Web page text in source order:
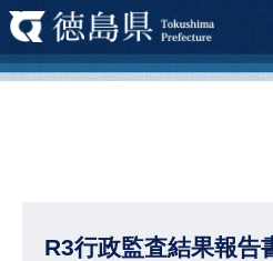
R3行政監査結果報告